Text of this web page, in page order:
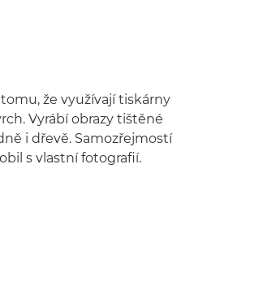
že využívají tiskárny
Vyrábí obrazy tištěné
i dřevě. Samozřejmostí
s vlastní fotografií.